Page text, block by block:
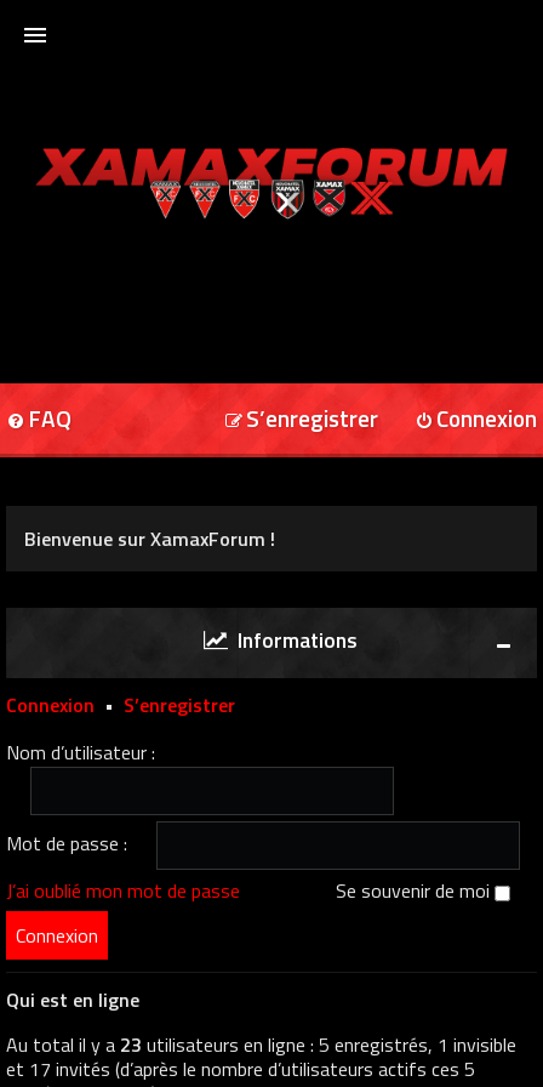
XAMAXFORUM
FAQ Connexion
S’enregistrer
Bienvenue sur XamaxForum !
Informations
Connexion • S’enregistrer
Nom d’utilisateur :
Mot de passe :
J’ai oublié mon mot de passe
Se souvenir de moi
Qui est en ligne
Au total il y a 23 utilisateurs en ligne : 5 enregistrés, 1 invisible
et 17 invités (d’après le nombre d’utilisateurs actifs ces 5